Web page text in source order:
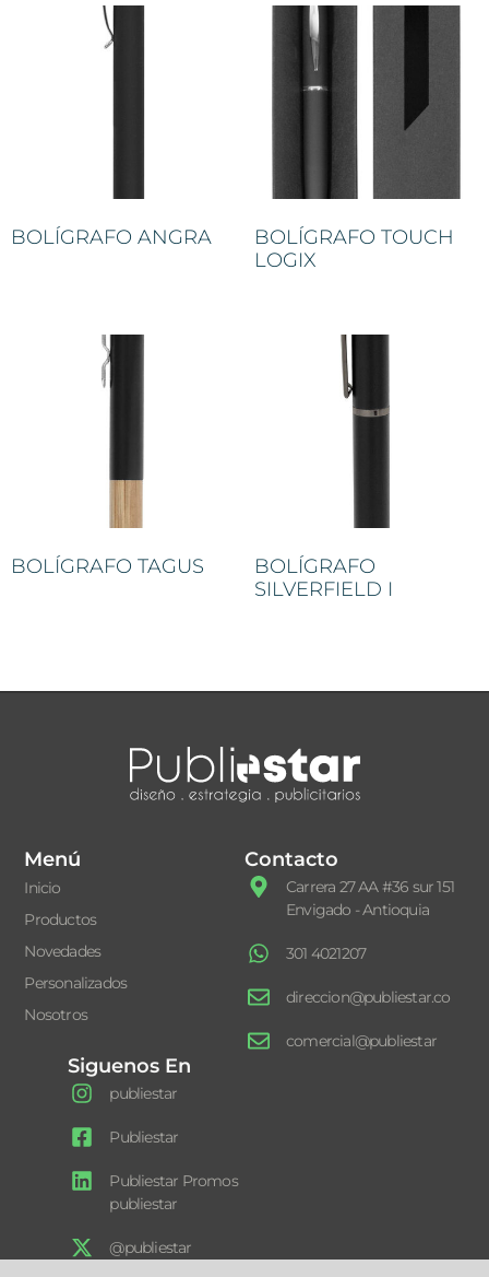
BOLÍGRAFO ANGRA
BOLÍGRAFO TOUCH
LOGIX
BOLÍGRAFO TAGUS
BOLÍGRAFO
SILVERFIELD I
Menú
Inicio
Productos
Novedades
Personalizados
Nosotros
Contacto
Carrera 27 AA #36 sur 151
Envigado - Antioquia
301 4021207
direccion@publiestar.co
comercial@publiestar
Siguenos En
publiestar
Publiestar
Publiestar Promos
publiestar
@publiestar